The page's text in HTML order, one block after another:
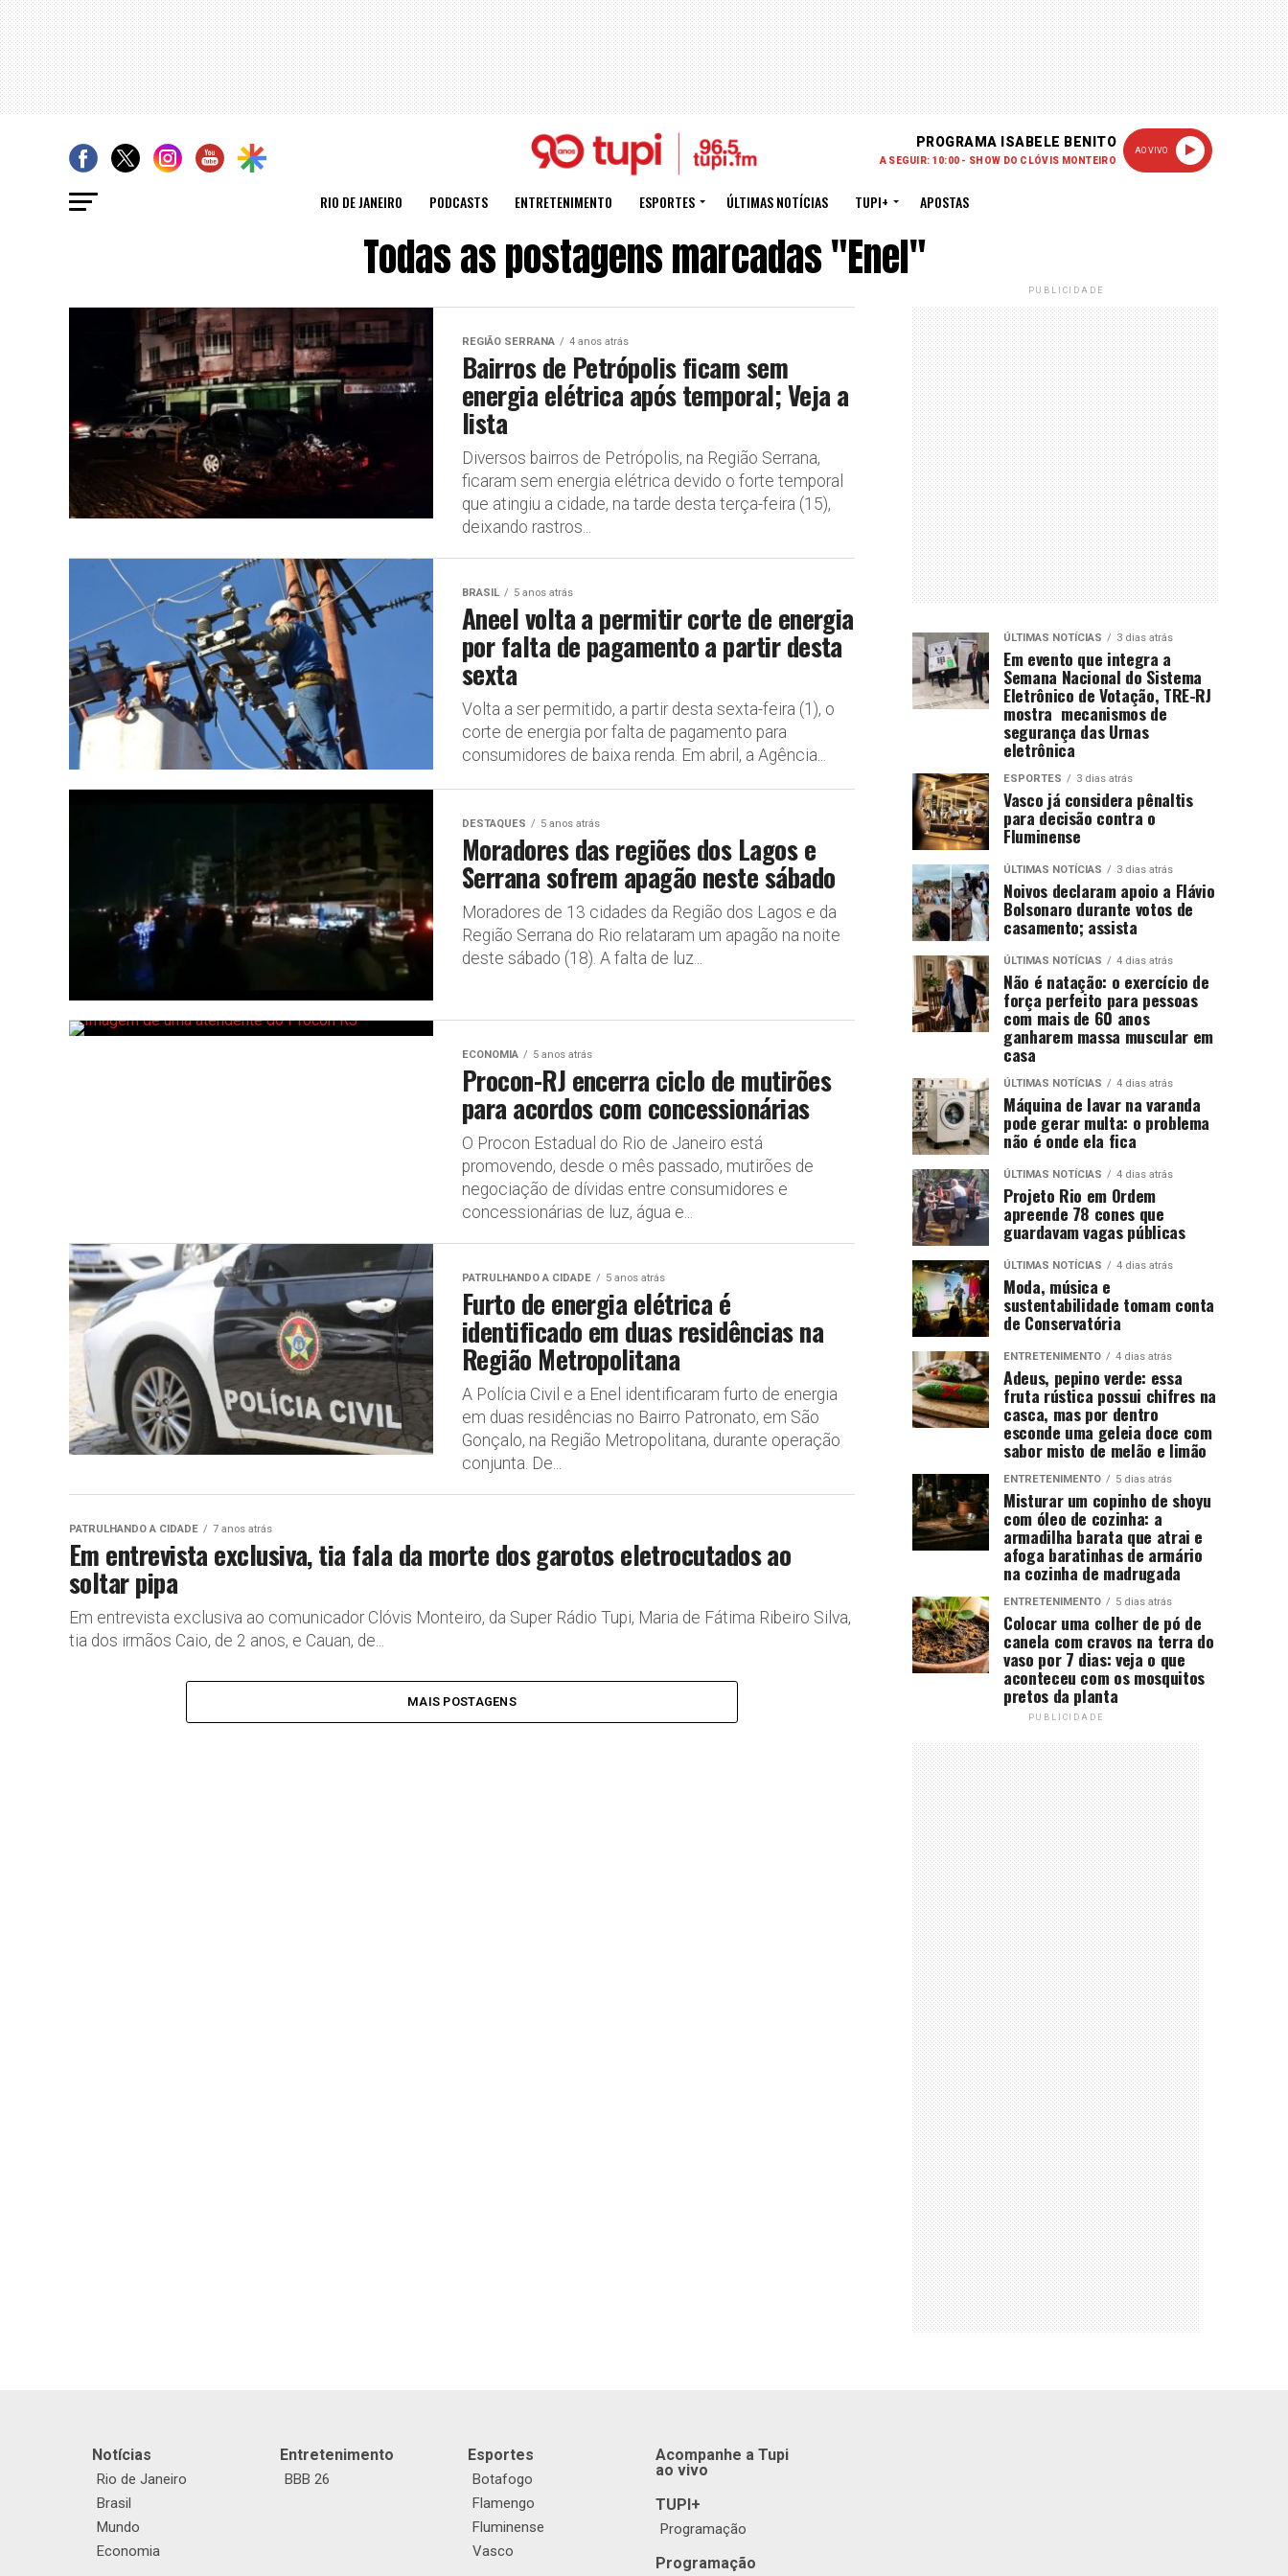
PROGRAMA ISABELE BENITO
A SEGUIR: 10:00 - SHOW DO CLÓVIS MONTEIRO
AO VIVO
RIO DE JANEIRO PODCASTS ENTRETENIMENTO ESPORTES ÚLTIMAS NOTÍCIAS TUPI+ APOSTAS
Todas as postagens marcadas "Enel"
REGIÃO SERRANA 4 anos atrás
Bairros de Petrópolis ficam sem
energia elétrica após temporal; Veja a
lista
Diversos bairros de Petrópolis, na Região Serrana,
ficaram sem energia elétrica devido o forte temporal
que atingiu a cidade, na tarde desta terça-feira (15),
deixando rastros...
BRASIL 5 anos atrás
Aneel volta a permitir corte de energia
por falta de pagamento a partir desta
sexta
Volta a ser permitido, a partir desta sexta-feira (1), o
corte de energia por falta de pagamento para
consumidores de baixa renda. Em abril, a Agência...
DESTAQUES 5 anos atrás
Moradores das regiões dos Lagos e
Serrana sofrem apagão neste sábado
Moradores de 13 cidades da Região dos Lagos e da
Região Serrana do Rio relataram um apagão na noite
deste sábado (18). A falta de luz...
ECONOMIA 5 anos atrás
Procon-RJ encerra ciclo de mutirões
para acordos com concessionárias
O Procon Estadual do Rio de Janeiro está
promovendo, desde o mês passado, mutirões de
negociação de dívidas entre consumidores e
concessionárias de luz, água e...
PATRULHANDO A CIDADE 5 anos atrás
Furto de energia elétrica é
identificado em duas residências na
Região Metropolitana
A Polícia Civil e a Enel identificaram furto de energia
em duas residências no Bairro Patronato, em São
Gonçalo, na Região Metropolitana, durante operação
conjunta. De...
PATRULHANDO A CIDADE 7 anos atrás
Em entrevista exclusiva, tia fala da morte dos garotos eletrocutados ao
soltar pipa
Em entrevista exclusiva ao comunicador Clóvis Monteiro, da Super Rádio Tupi, Maria de Fátima Ribeiro Silva,
tia dos irmãos Caio, de 2 anos, e Cauan, de...
MAIS POSTAGENS
PUBLICIDADE
ÚLTIMAS NOTÍCIAS 3 dias atrás
Em evento que integra a
Semana Nacional do Sistema
Eletrônico de Votação, TRE-RJ
mostra mecanismos de
segurança das Urnas
eletrônica
ESPORTES 3 dias atrás
Vasco já considera pênaltis
para decisão contra o
Fluminense
ÚLTIMAS NOTÍCIAS 3 dias atrás
Noivos declaram apoio a Flávio
Bolsonaro durante votos de
casamento; assista
ÚLTIMAS NOTÍCIAS 4 dias atrás
Não é natação: o exercício de
força perfeito para pessoas
com mais de 60 anos
ganharem massa muscular em
casa
ÚLTIMAS NOTÍCIAS 4 dias atrás
Máquina de lavar na varanda
pode gerar multa: o problema
não é onde ela fica
ÚLTIMAS NOTÍCIAS 4 dias atrás
Projeto Rio em Ordem
apreende 78 cones que
guardavam vagas públicas
ÚLTIMAS NOTÍCIAS 4 dias atrás
Moda, música e
sustentabilidade tomam conta
de Conservatória
ENTRETENIMENTO 4 dias atrás
Adeus, pepino verde: essa
fruta rústica possui chifres na
casca, mas por dentro
esconde uma geleia doce com
sabor misto de melão e limão
ENTRETENIMENTO 5 dias atrás
Misturar um copinho de shoyu
com óleo de cozinha: a
armadilha barata que atrai e
afoga baratinhas de armário
na cozinha de madrugada
ENTRETENIMENTO 5 dias atrás
Colocar uma colher de pó de
canela com cravos na terra do
vaso por 7 dias: veja o que
aconteceu com os mosquitos
pretos da planta
PUBLICIDADE
Notícias
Rio de Janeiro
Brasil
Mundo
Economia
Entretenimento
BBB 26
Esportes
Botafogo
Flamengo
Fluminense
Vasco
Acompanhe a Tupi
ao vivo
TUPI+
Programação
Programação